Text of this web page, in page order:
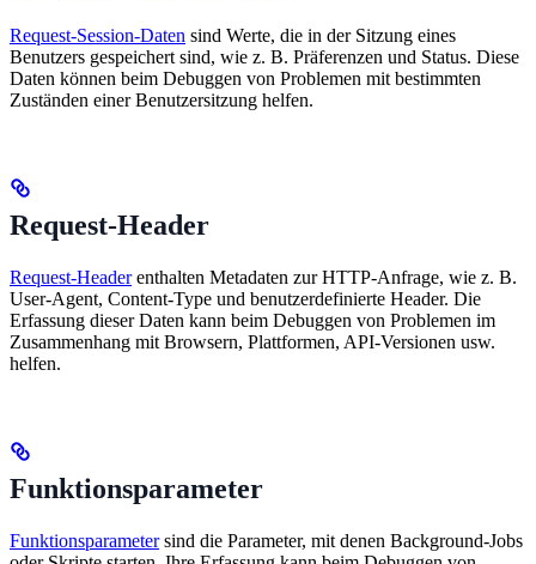
Request-Session-Daten sind Werte, die in der Sitzung eines
Benutzers gespeichert sind, wie z. B. Präferenzen und Status. Diese
Daten können beim Debuggen von Problemen mit bestimmten
Zuständen einer Benutzersitzung helfen.
Request-Header
Request-Headerenthalten Metadaten zur HTTP-Anfrage, wie z. B.
User-Agent, Content-Type und benutzerdefinierte Header. Die
Erfassung dieser Daten kann beim Debuggen von Problemen im
Zusammenhang mit Browsern, Plattformen, API-Versionen usw.
helfen.
Funktionsparameter
Funktionsparametersind die Parameter, mit denen Background-Jobs